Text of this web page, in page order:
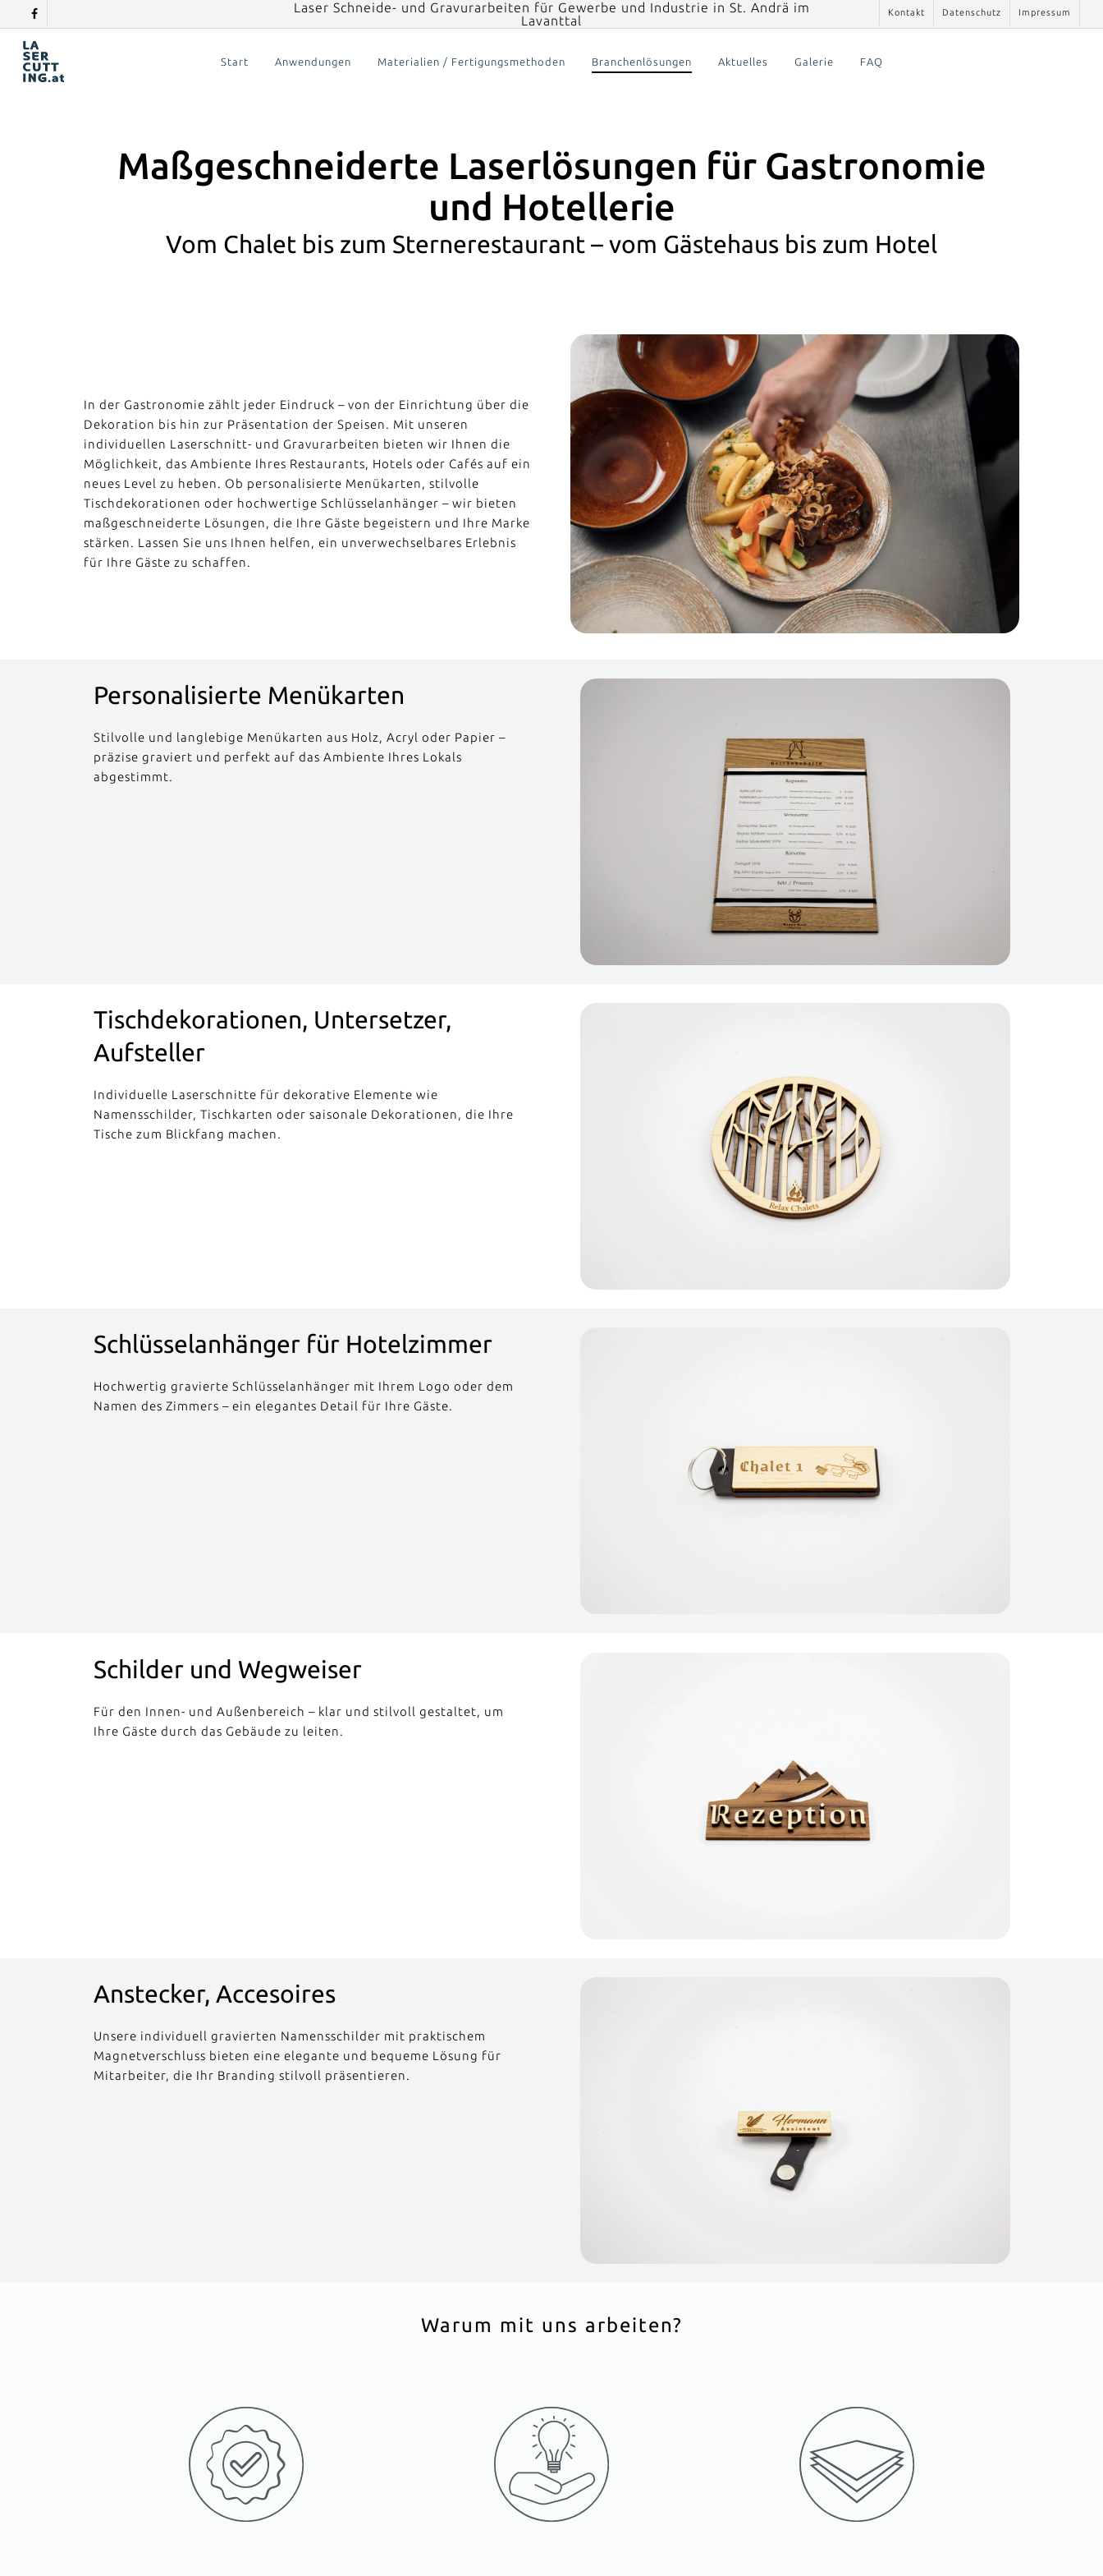
to
main
content
facebook
Laser Schneide- und Gravurarbeiten für Gewerbe und Industrie in St. Andrä im
Lavanttal
Kontakt Datenschutz Impressum
Start Anwendungen Materialien / Fertigungsmethoden Branchenlösungen Aktuelles Galerie FAQ
Maßgeschneiderte Laserlösungen für Gastronomie
und Hotellerie
Vom Chalet bis zum Sternerestaurant – vom Gästehaus bis zum Hotel
In der Gastronomie zählt jeder Eindruck – von der Einrichtung über die
Dekoration bis hin zur Präsentation der Speisen. Mit unseren
individuellen Laserschnitt- und Gravurarbeiten bieten wir Ihnen die
Möglichkeit, das Ambiente Ihres Restaurants, Hotels oder Cafés auf ein
neues Level zu heben. Ob personalisierte Menükarten, stilvolle
Tischdekorationen oder hochwertige Schlüsselanhänger – wir bieten
maßgeschneiderte Lösungen, die Ihre Gäste begeistern und Ihre Marke
stärken. Lassen Sie uns Ihnen helfen, ein unverwechselbares Erlebnis
für Ihre Gäste zu schaffen.
Personalisierte Menükarten
Stilvolle und langlebige Menükarten aus Holz, Acryl oder Papier –
präzise graviert und perfekt auf das Ambiente Ihres Lokals
abgestimmt.
Tischdekorationen, Untersetzer,
Aufsteller
Individuelle Laserschnitte für dekorative Elemente wie
Namensschilder, Tischkarten oder saisonale Dekorationen, die Ihre
Tische zum Blickfang machen.
Schlüsselanhänger für Hotelzimmer
Hochwertig gravierte Schlüsselanhänger mit Ihrem Logo oder dem
Namen des Zimmers – ein elegantes Detail für Ihre Gäste.
Schilder und Wegweiser
Für den Innen- und Außenbereich – klar und stilvoll gestaltet, um
Ihre Gäste durch das Gebäude zu leiten.
Anstecker, Accesoires
Unsere individuell gravierten Namensschilder mit praktischem
Magnetverschluss bieten eine elegante und bequeme Lösung für
Mitarbeiter, die Ihr Branding stilvoll präsentieren.
Warum mit uns arbeiten?